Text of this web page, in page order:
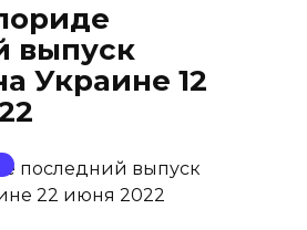
выпуск
Украине 12